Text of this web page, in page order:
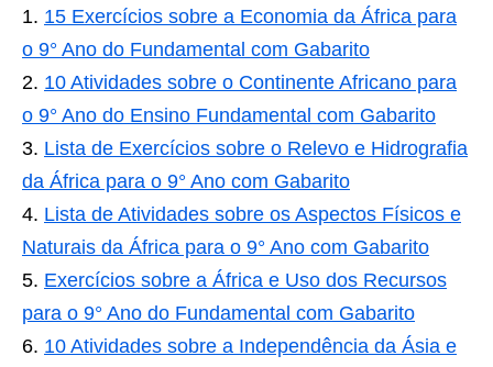
15 Exercícios sobre a Economia da África para
o 9° Ano do Fundamental com Gabarito
10 Atividades sobre o Continente Africano para
o 9° Ano do Ensino Fundamental com Gabarito
Lista de Exercícios sobre o Relevo e Hidrografia
da África para o 9° Ano com Gabarito
Lista de Atividades sobre os Aspectos Físicos e
Naturais da África para o 9° Ano com Gabarito
Exercícios sobre a África e Uso dos Recursos
para o 9° Ano do Fundamental com Gabarito
10 Atividades sobre a Independência da Ásia e